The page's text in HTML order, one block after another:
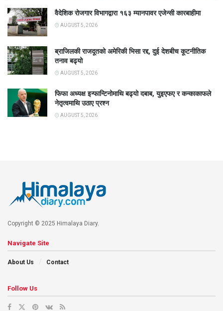
वैदेशिक रोजगार विभागद्वारा १६३ म्यानपावर एजेन्सी कारबाहीमा
AUGUST 5, 2026
ब्राजिलकी राजदूतको अमेरिकी भिसा रद्द, दुई देशबीच कूटनीतिक
तनाव बढ्यो
AUGUST 5, 2026
फिफा अध्यक्ष इन्फान्टिनोमाथि बढ्यो दबाब, युइएफए र कन्काकाफले
नेतृत्वमाथि उठाए प्रश्न
AUGUST 5, 2026
Copyright © 2025 Himalaya Diary.
Navigate Site
About Us Contact
Follow Us